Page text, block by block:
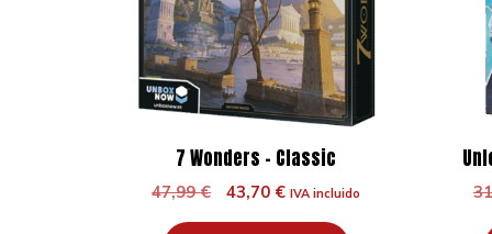
7 Wonders – Classic
47,99€
El
43,70 €ElIVA incluido